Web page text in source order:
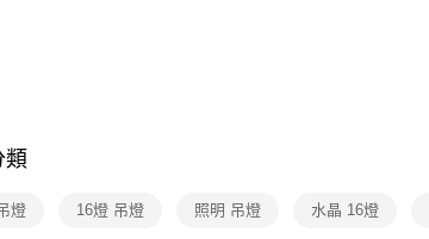
類
燈 16燈 吊燈 照明 吊燈 水晶 16燈